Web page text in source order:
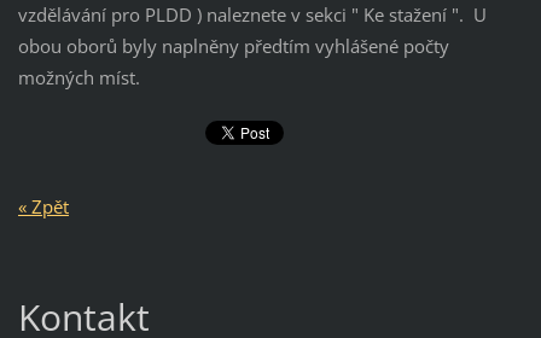
vzdělávání pro PLDD ) naleznete v sekci " Ke stažení ". U
obou oborů byly naplněny předtím vyhlášené počty
možných míst.
« Zpět
Kontakt